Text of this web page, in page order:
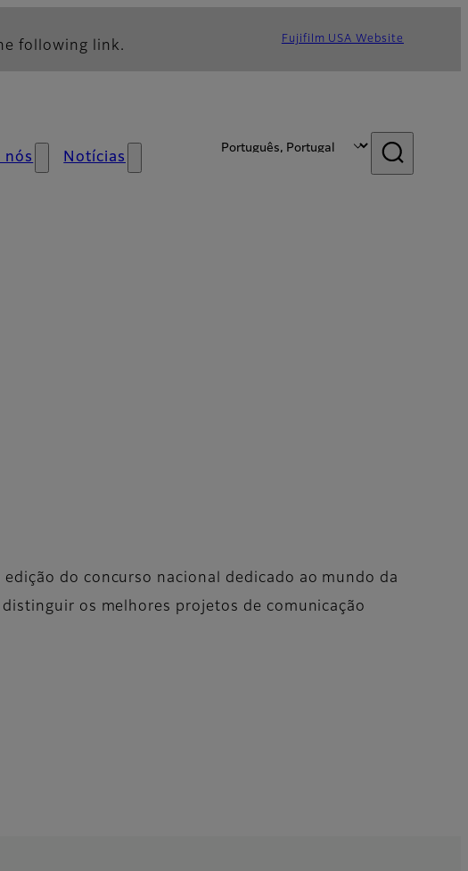
following link. Fujifilm USA Website
nós Notícias
do concurso nacional dedicado ao mundo da
os melhores projetos de comunicação